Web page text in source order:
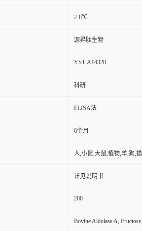
2-8℃
源昇肽生物
YST-A14328
科研
ELISA法
6个月
人,小鼠,大鼠,植物,羊,狗,
详见说明书
200
Bovine Aldolase A,